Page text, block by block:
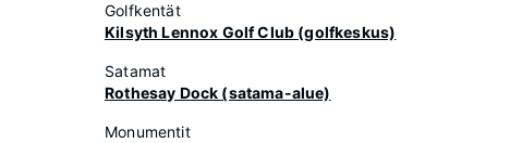
Golfkentät
Kilsyth Lennox Golf Club (golfkeskus)
Satamat
Rothesay Dock (satama-alue)
Monumentit